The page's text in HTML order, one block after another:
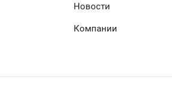
Новости
Компании